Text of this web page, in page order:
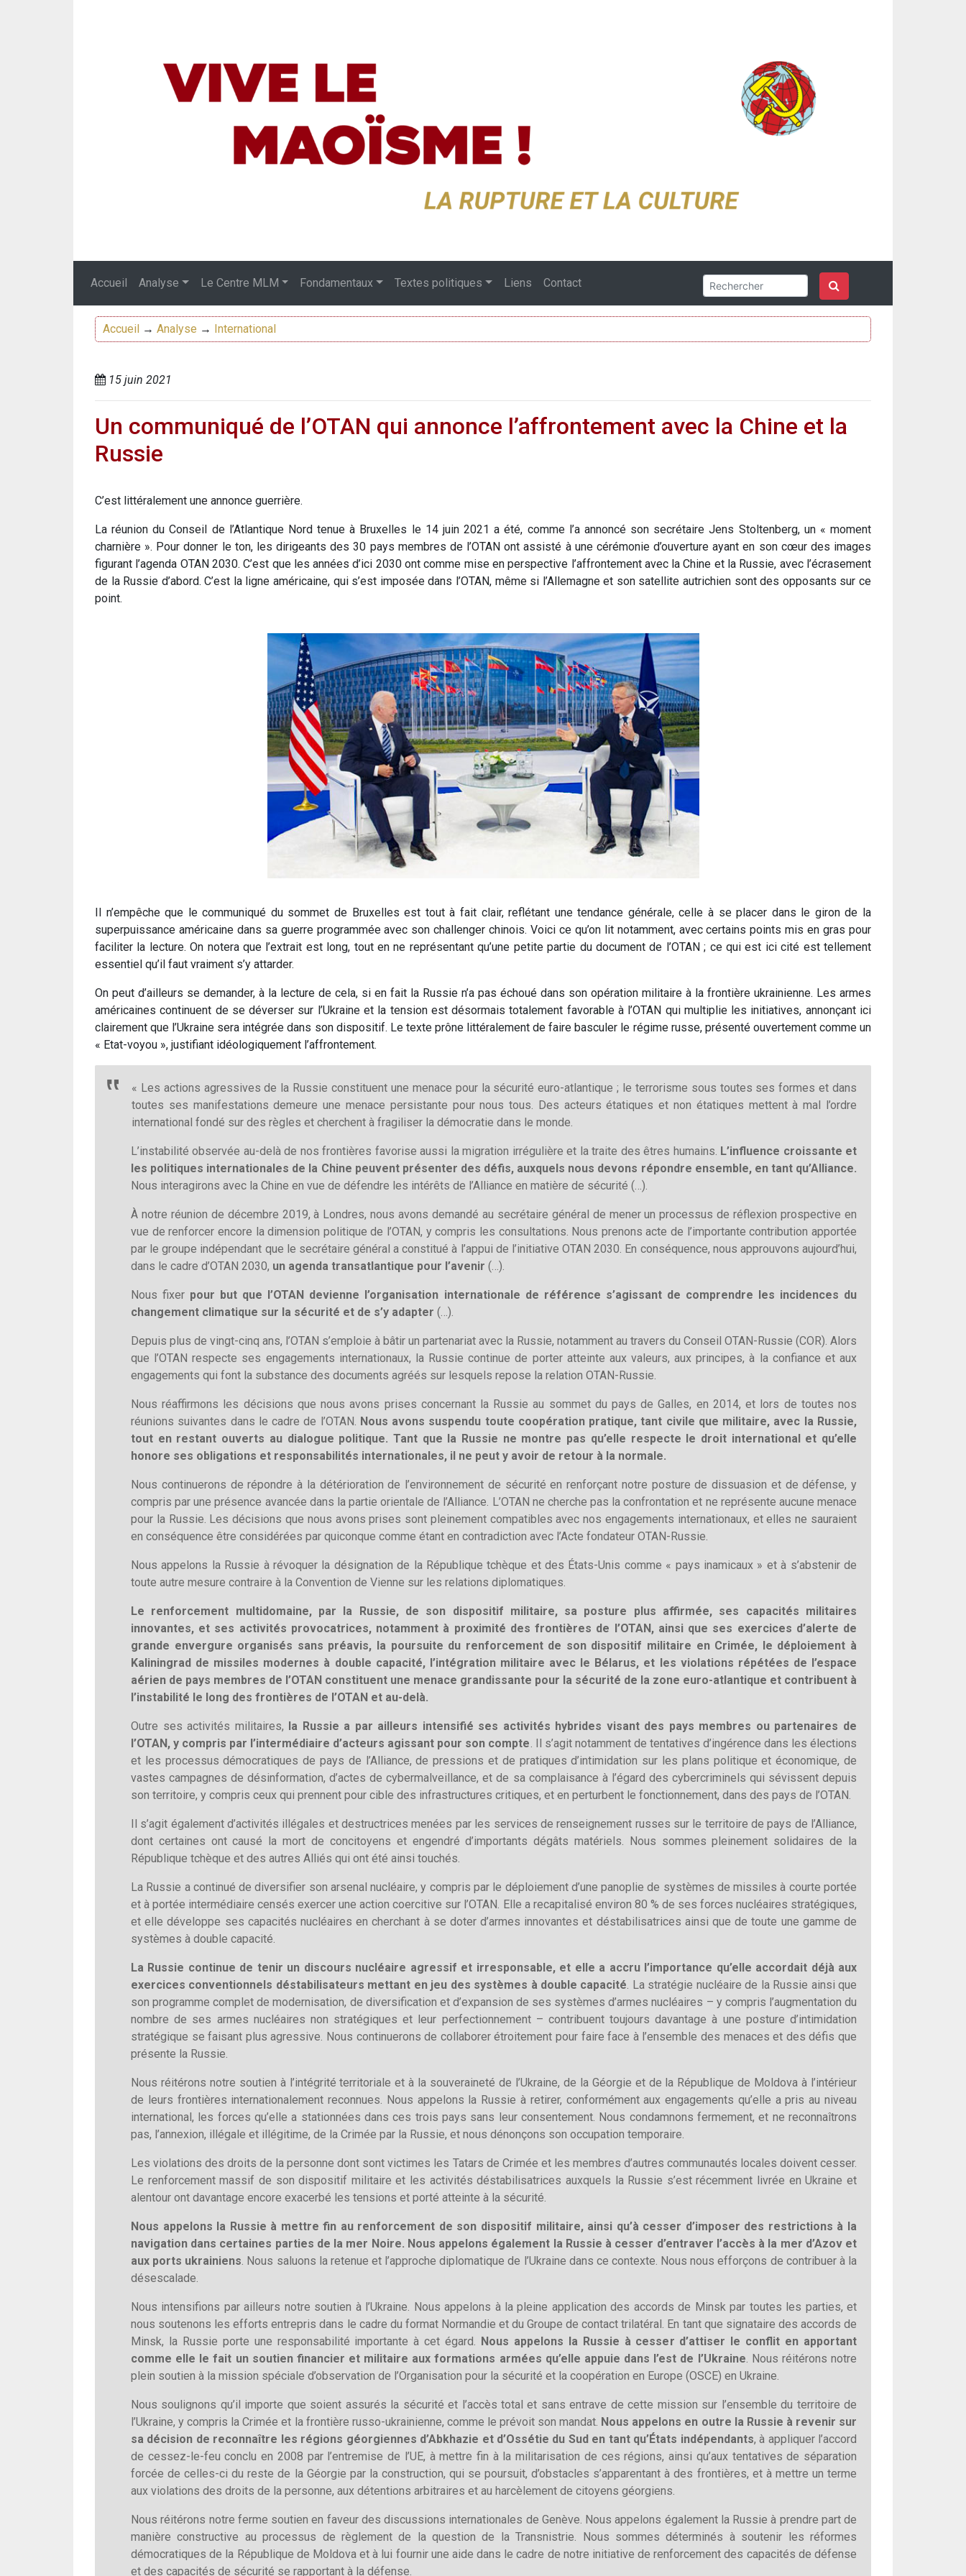
Accueil Analyse Le Centre MLM Fondamentaux Textes politiques Liens Contact
Accueil → Analyse → International
15 juin 2021
Un communiqué de l’OTAN qui annonce l’affrontement avec la Chine et la
Russie
C’est littéralement une annonce guerrière.
La réunion du Conseil de l’Atlantique Nord tenue à Bruxelles le 14 juin 2021 a été, comme l’a annoncé son secrétaire Jens Stoltenberg, un « moment
charnière ». Pour donner le ton, les dirigeants des 30 pays membres de l’OTAN ont assisté à une cérémonie d’ouverture ayant en son cœur des images
figurant l’agenda OTAN 2030. C’est que les années d’ici 2030 ont comme mise en perspective l’affrontement avec la Chine et la Russie, avec l’écrasement
de la Russie d’abord. C’est la ligne américaine, qui s’est imposée dans l’OTAN, même si l’Allemagne et son satellite autrichien sont des opposants sur ce
point.
Il n’empêche que le communiqué du sommet de Bruxelles est tout à fait clair, reflétant une tendance générale, celle à se placer dans le giron de la
superpuissance américaine dans sa guerre programmée avec son challenger chinois. Voici ce qu’on lit notamment, avec certains points mis en gras pour
faciliter la lecture. On notera que l’extrait est long, tout en ne représentant qu’une petite partie du document de l’OTAN ; ce qui est ici cité est tellement
essentiel qu’il faut vraiment s’y attarder.
On peut d’ailleurs se demander, à la lecture de cela, si en fait la Russie n’a pas échoué dans son opération militaire à la frontière ukrainienne. Les armes
américaines continuent de se déverser sur l’Ukraine et la tension est désormais totalement favorable à l’OTAN qui multiplie les initiatives, annonçant ici
clairement que l’Ukraine sera intégrée dans son dispositif. Le texte prône littéralement de faire basculer le régime russe, présenté ouvertement comme un
« Etat-voyou », justifiant idéologiquement l’affrontement.
« Les actions agressives de la Russie constituent une menace pour la sécurité euro-atlantique ; le terrorisme sous toutes ses formes et dans
toutes ses manifestations demeure une menace persistante pour nous tous. Des acteurs étatiques et non étatiques mettent à mal l’ordre
international fondé sur des règles et cherchent à fragiliser la démocratie dans le monde.
L’instabilité observée au-delà de nos frontières favorise aussi la migration irrégulière et la traite des êtres humains. L’influence croissante et
les politiques internationales de la Chine peuvent présenter des défis, auxquels nous devons répondre ensemble, en tant qu’Alliance.
Nous interagirons avec la Chine en vue de défendre les intérêts de l’Alliance en matière de sécurité (…).
À notre réunion de décembre 2019, à Londres, nous avons demandé au secrétaire général de mener un processus de réflexion prospective en
vue de renforcer encore la dimension politique de l’OTAN, y compris les consultations. Nous prenons acte de l’importante contribution apportée
par le groupe indépendant que le secrétaire général a constitué à l’appui de l’initiative OTAN 2030. En conséquence, nous approuvons aujourd’hui,
dans le cadre d’OTAN 2030, un agenda transatlantique pour l’avenir (…).
Nous fixer pour but que l’OTAN devienne l’organisation internationale de référence s’agissant de comprendre les incidences du
changement climatique sur la sécurité et de s’y adapter (…).
Depuis plus de vingt-cinq ans, l’OTAN s’emploie à bâtir un partenariat avec la Russie, notamment au travers du Conseil OTAN-Russie (COR). Alors
que l’OTAN respecte ses engagements internationaux, la Russie continue de porter atteinte aux valeurs, aux principes, à la confiance et aux
engagements qui font la substance des documents agréés sur lesquels repose la relation OTAN-Russie.
Nous réaffirmons les décisions que nous avons prises concernant la Russie au sommet du pays de Galles, en 2014, et lors de toutes nos
réunions suivantes dans le cadre de l’OTAN. Nous avons suspendu toute coopération pratique, tant civile que militaire, avec la Russie,
tout en restant ouverts au dialogue politique. Tant que la Russie ne montre pas qu’elle respecte le droit international et qu’elle
honore ses obligations et responsabilités internationales, il ne peut y avoir de retour à la normale.
Nous continuerons de répondre à la détérioration de l’environnement de sécurité en renforçant notre posture de dissuasion et de défense, y
compris par une présence avancée dans la partie orientale de l’Alliance. L’OTAN ne cherche pas la confrontation et ne représente aucune menace
pour la Russie. Les décisions que nous avons prises sont pleinement compatibles avec nos engagements internationaux, et elles ne sauraient
en conséquence être considérées par quiconque comme étant en contradiction avec l’Acte fondateur OTAN­-Russie.
Nous appelons la Russie à révoquer la désignation de la République tchèque et des États-Unis comme « pays inamicaux » et à s’abstenir de
toute autre mesure contraire à la Convention de Vienne sur les relations diplomatiques.
Le renforcement multidomaine, par la Russie, de son dispositif militaire, sa posture plus affirmée, ses capacités militaires
innovantes, et ses activités provocatrices, notamment à proximité des frontières de l’OTAN, ainsi que ses exercices d’alerte de
grande envergure organisés sans préavis, la poursuite du renforcement de son dispositif militaire en Crimée, le déploiement à
Kaliningrad de missiles modernes à double capacité, l’intégration militaire avec le Bélarus, et les violations répétées de l’espace
aérien de pays membres de l’OTAN constituent une menace grandissante pour la sécurité de la zone euro-atlantique et contribuent à
l’instabilité le long des frontières de l’OTAN et au-delà.
Outre ses activités militaires,
la Russie a par ailleurs intensifié ses activités hybrides visant des pays membres ou partenaires de
l’OTAN, y compris par l’intermédiaire d’acteurs agissant pour son compte. Il s’agit notamment de tentatives d’ingérence dans les élections
et les processus démocratiques de pays de l’Alliance, de pressions et de pratiques d’intimidation sur les plans politique et économique, de
vastes campagnes de désinformation, d’actes de cybermalveillance, et de sa complaisance à l’égard des cybercriminels qui sévissent depuis
son territoire, y compris ceux qui prennent pour cible des infrastructures critiques, et en perturbent le fonctionnement, dans des pays de l’OTAN.
Il s’agit également d’activités illégales et destructrices menées par les services de renseignement russes sur le territoire de pays de l’Alliance,
dont certaines ont causé la mort de concitoyens et engendré d’importants dégâts matériels. Nous sommes pleinement solidaires de la
République tchèque et des autres Alliés qui ont été ainsi touchés.
La Russie a continué de diversifier son arsenal nucléaire, y compris par le déploiement d’une panoplie de systèmes de missiles à courte portée
et à portée intermédiaire censés exercer une action coercitive sur l’OTAN. Elle a recapitalisé environ 80 % de ses forces nucléaires stratégiques,
et elle développe ses capacités nucléaires en cherchant à se doter d’armes innovantes et déstabilisatrices ainsi que de toute une gamme de
systèmes à double capacité.
La Russie continue de tenir un discours nucléaire agressif et irresponsable, et elle a accru l’importance qu’elle accordait déjà aux
exercices conventionnels déstabilisateurs mettant en jeu des systèmes à double capacité. La stratégie nucléaire de la Russie ainsi que
son programme complet de modernisation, de diversification et d’expansion de ses systèmes d’armes nucléaires – y compris l’augmentation du
nombre de ses armes nucléaires non stratégiques et leur perfectionnement – contribuent toujours davantage à une posture d’intimidation
stratégique se faisant plus agressive. Nous continuerons de collaborer étroitement pour faire face à l’ensemble des menaces et des défis que
présente la Russie.
Nous réitérons notre soutien à l’intégrité territoriale et à la souveraineté de l’Ukraine, de la Géorgie et de la République de Moldova à l’intérieur
de leurs frontières internationalement reconnues. Nous appelons la Russie à retirer, conformément aux engagements qu’elle a pris au niveau
international, les forces qu’elle a stationnées dans ces trois pays sans leur consentement. Nous condamnons fermement, et ne reconnaîtrons
pas, l’annexion, illégale et illégitime, de la Crimée par la Russie, et nous dénonçons son occupation temporaire.
Les violations des droits de la personne dont sont victimes les Tatars de Crimée et les membres d’autres communautés locales doivent cesser.
Le renforcement massif de son dispositif militaire et les activités déstabilisatrices auxquels la Russie s’est récemment livrée en Ukraine et
alentour ont davantage encore exacerbé les tensions et porté atteinte à la sécurité.
Nous appelons la Russie à mettre fin au renforcement de son dispositif militaire, ainsi qu’à cesser d’imposer des restrictions à la
navigation dans certaines parties de la mer Noire. Nous appelons également la Russie à cesser d’entraver l’accès à la mer d’Azov et
aux ports ukrainiens. Nous saluons la retenue et l’approche diplomatique de l’Ukraine dans ce contexte. Nous nous efforçons de contribuer à la
désescalade.
Nous intensifions par ailleurs notre soutien à l’Ukraine. Nous appelons à la pleine application des accords de Minsk par toutes les parties, et
nous soutenons les efforts entrepris dans le cadre du format Normandie et du Groupe de contact trilatéral. En tant que signataire des accords de
Minsk, la Russie porte une responsabilité importante à cet égard. Nous appelons la Russie à cesser d’attiser le conflit en apportant
comme elle le fait un soutien financier et militaire aux formations armées qu’elle appuie dans l’est de l’Ukraine. Nous réitérons notre
plein soutien à la mission spéciale d’observation de l’Organisation pour la sécurité et la coopération en Europe (OSCE) en Ukraine.
Nous soulignons qu’il importe que soient assurés la sécurité et l’accès total et sans entrave de cette mission sur l’ensemble du territoire de
l’Ukraine, y compris la Crimée et la frontière russo-ukrainienne, comme le prévoit son mandat. Nous appelons en outre la Russie à revenir sur
sa décision de reconnaître les régions géorgiennes d’Abkhazie et d’Ossétie du Sud en tant qu’États indépendants, à appliquer l’accord
de cessez-le-feu conclu en 2008 par l’entremise de l’UE, à mettre fin à la militarisation de ces régions, ainsi qu’aux tentatives de séparation
forcée de celles-ci du reste de la Géorgie par la construction, qui se poursuit, d’obstacles s’apparentant à des frontières, et à mettre un terme
aux violations des droits de la personne, aux détentions arbitraires et au harcèlement de citoyens géorgiens.
Nous réitérons notre ferme soutien en faveur des discussions internationales de Genève. Nous appelons également la Russie à prendre part de
manière constructive au processus de règlement de la question de la Transnistrie. Nous sommes déterminés à soutenir les réformes
démocratiques de la République de Moldova et à lui fournir une aide dans le cadre de notre initiative de renforcement des capacités de défense
et des capacités de sécurité se rapportant à la défense.